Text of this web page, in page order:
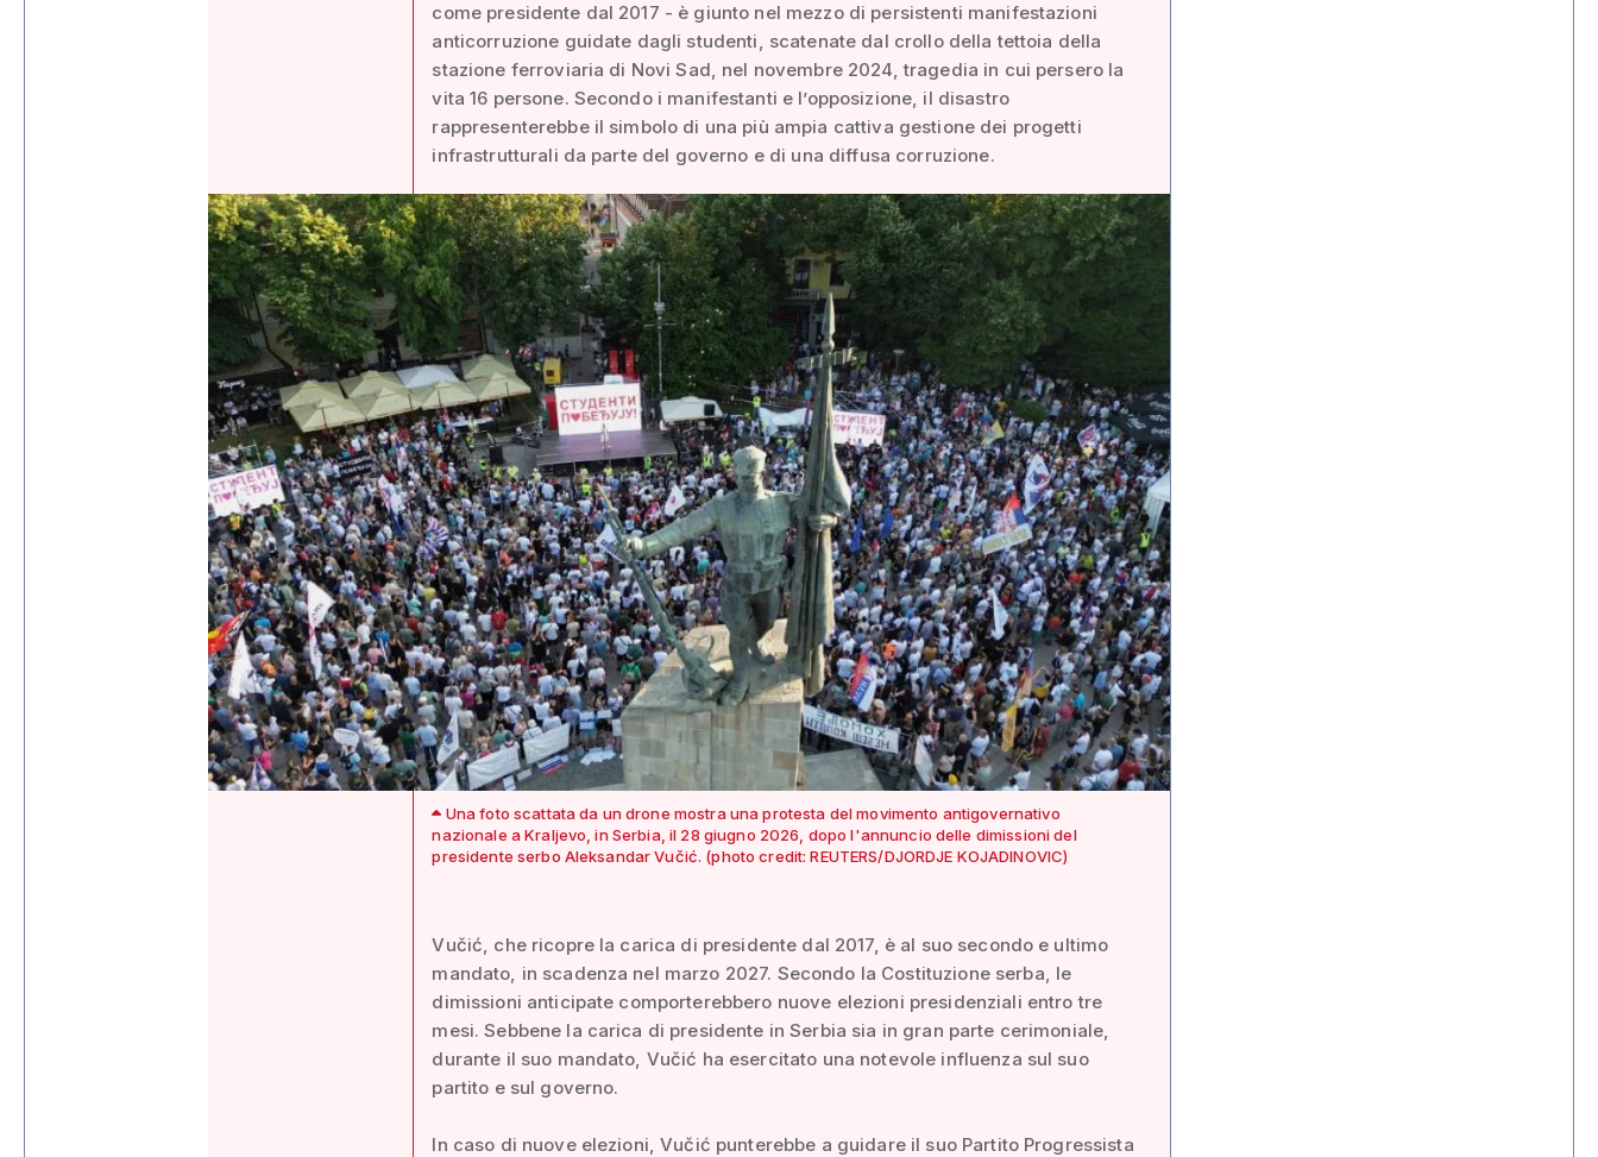
come presidente dal 2017 - è giunto nel mezzo di persistenti manifestazioni
anticorruzione guidate dagli studenti, scatenate dal crollo della tettoia della
stazione ferroviaria di Novi Sad, nel novembre 2024, tragedia in cui persero la
vita 16 persone. Secondo i manifestanti e l’opposizione, il disastro
rappresenterebbe il simbolo di una più ampia cattiva gestione dei progetti
infrastrutturali da parte del governo e di una diffusa corruzione.
Una foto scattata da un drone mostra una protesta del movimento antigovernativo
nazionale a Kraljevo, in Serbia, il 28 giugno 2026, dopo l'annuncio delle dimissioni del
presidente serbo Aleksandar Vučić. (photo credit: REUTERS/DJORDJE KOJADINOVIC)
Vučić, che ricopre la carica di presidente dal 2017, è al suo secondo e ultimo
mandato, in scadenza nel marzo 2027. Secondo la Costituzione serba, le
dimissioni anticipate comporterebbero nuove elezioni presidenziali entro tre
mesi. Sebbene la carica di presidente in Serbia sia in gran parte cerimoniale,
durante il suo mandato, Vučić ha esercitato una notevole influenza sul suo
partito e sul governo.
In caso di nuove elezioni, Vučić punterebbe a guidare il suo Partito Progressista